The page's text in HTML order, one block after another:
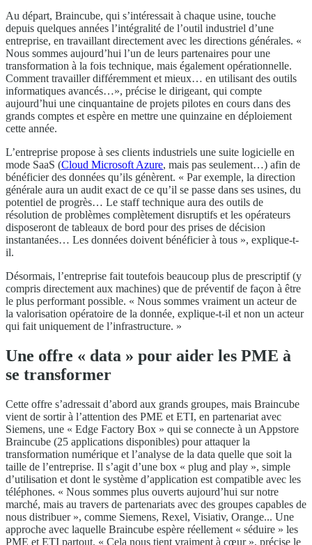
Au départ, Braincube, qui s’intéressait à chaque usine, touche
depuis quelques années l’intégralité de l’outil industriel d’une
entreprise, en travaillant directement avec les directions générales. «
Nous sommes aujourd’hui l’un de leurs partenaires pour une
transformation à la fois technique, mais également opérationnelle.
Comment travailler différemment et mieux… en utilisant des outils
informatiques avancés…», précise le dirigeant, qui compte
aujourd’hui une cinquantaine de projets pilotes en cours dans des
grands comptes et espère en mettre une quinzaine en déploiement
cette année.
L’entreprise propose à ses clients industriels une suite logicielle en
mode SaaS (Cloud Microsoft Azure, mais pas seulement…) afin de
bénéficier des données qu’ils génèrent. « Par exemple, la direction
générale aura un audit exact de ce qu’il se passe dans ses usines, du
potentiel de progrès… Le staff technique aura des outils de
résolution de problèmes complètement disruptifs et les opérateurs
disposeront de tableaux de bord pour des prises de décision
instantanées… Les données doivent bénéficier à tous », explique-t-
il.
Désormais, l’entreprise fait toutefois beaucoup plus de prescriptif (y
compris directement aux machines) que de préventif de façon à être
le plus performant possible. « Nous sommes vraiment un acteur de
la valorisation opératoire de la donnée, explique-t-il et non un acteur
qui fait uniquement de l’infrastructure. »
Une offre « data » pour aider les PME à
se transformer
Cette offre s’adressait d’abord aux grands groupes, mais Braincube
vient de sortir à l’attention des PME et ETI, en partenariat avec
Siemens, une « Edge Factory Box » qui se connecte à un Appstore
Braincube (25 applications disponibles) pour attaquer la
transformation numérique et l’analyse de la data quelle que soit la
taille de l’entreprise. Il s’agit d’une box « plug and play », simple
d’utilisation et dont le système d’application est compatible avec les
téléphones. « Nous sommes plus ouverts aujourd’hui sur notre
marché, mais au travers de partenariats avec des groupes capables de
nous distribuer », comme Siemens, Rexel, Visiativ, Orange... Une
approche avec laquelle Braincube espère réellement « séduire » les
PME et ETI partout. « Cela nous tient vraiment à cœur », précise le